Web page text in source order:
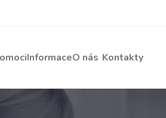
InformaceO nás Kontakty